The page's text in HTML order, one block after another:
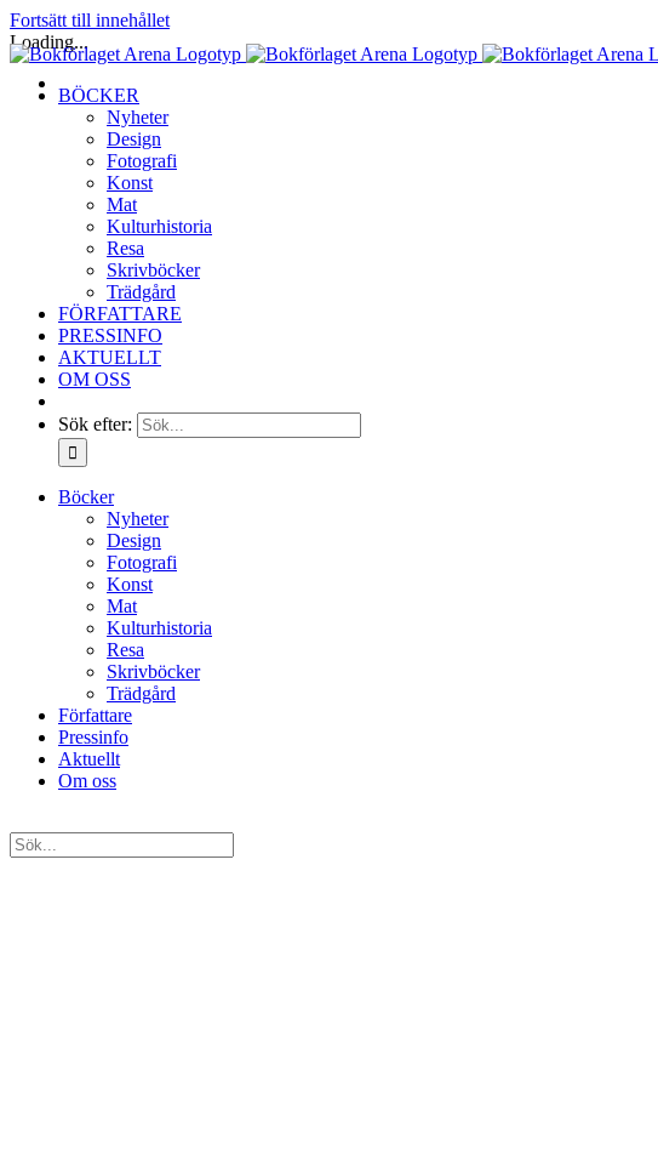
Fortsätt till innehållet
BÖCKER
Nyheter
Design
Fotografi
Konst
Mat
Kulturhistoria
Resa
Skrivböcker
Trädgård
FÖRFATTARE
PRESSINFO
AKTUELLT
OM OSS
Sök efter:
Böcker
Nyheter
Design
Fotografi
Konst
Mat
Kulturhistoria
Resa
Skrivböcker
Trädgård
Författare
Pressinfo
Aktuellt
Om oss
Loading...